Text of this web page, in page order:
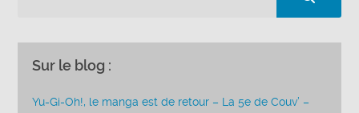
Sur le blog :
Yu-Gi-Oh!, le manga est de retour – La 5e de Couv’ –